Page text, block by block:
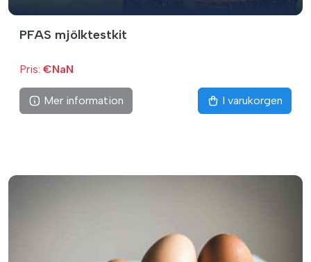
PFAS mjölktestkit
Pris: €NaN
Mer information I varukorgen